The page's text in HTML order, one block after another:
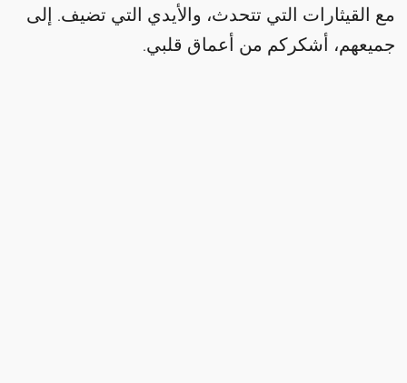
مع القيثارات التي تتحدث، والأيدي التي تضيف. إلى
جميعهم، أشكركم من أعماق قلبي.